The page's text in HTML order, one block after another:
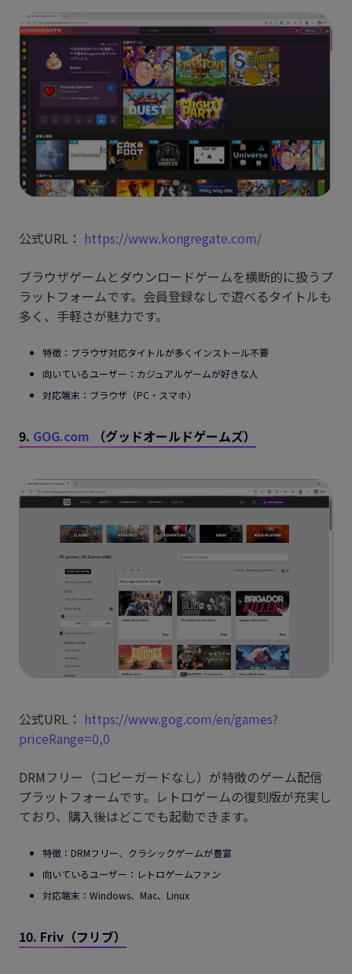
公式URL： https://www.kongregate.com/
ブラウザゲームとダウンロードゲームを横断的に扱うプ
ラットフォームです。会員登録なしで遊べるタイトルも
多く、手軽さが魅力です。
特徴：ブラウザ対応タイトルが多くインストール不要
向いているユーザー：カジュアルゲームが好きな人
対応端末：ブラウザ（PC・スマホ）
9. GOG.com （グッドオールドゲームズ）
公式URL： https://www.gog.com/en/games?
priceRange=0,0
DRMフリー（コピーガードなし）が特徴のゲーム配信
プラットフォームです。レトロゲームの復刻版が充実し
ており、購入後はどこでも起動できます。
特徴：DRMフリー、クラシックゲームが豊富
向いているユーザー：レトロゲームファン
対応端末：Windows、Mac、Linux
10. Friv（フリブ）